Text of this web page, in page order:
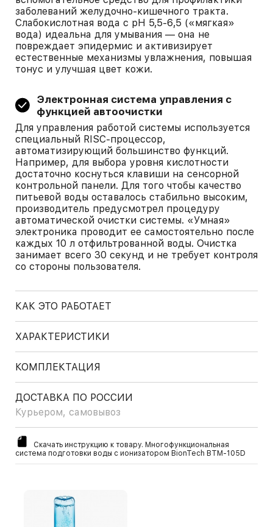
заболеваний желудочно-кишечного тракта.
Слабокислотная вода с pH 5,5-6,5 («мягкая»
вода) идеальна для умывания — она не
повреждает эпидермис и активизирует
естественные механизмы увлажнения, повышая
тонус и улучшая цвет кожи.
Электронная система управления с
функцией автоочистки
Для управления работой системы используется
специальный RISC-процессор,
автоматизирующий большинство функций.
Например, для выбора уровня кислотности
достаточно коснуться клавиши на сенсорной
контрольной панели. Для того чтобы качество
питьевой воды оставалось стабильно высоким,
производитель предусмотрел процедуру
автоматической очистки системы. «Умная»
электроника проводит ее самостоятельно после
каждых 10 л отфильтрованной воды. Очистка
занимает всего 30 секунд и не требует контроля
со стороны пользователя.
КАК ЭТО РАБОТАЕТ
ХАРАКТЕРИСТИКИ
КОМПЛЕКТАЦИЯ
ДОСТАВКА ПО РОССИИ
Курьером, самовывоз
Скачать инструкцию к товару. Многофункциональная
система подготовки воды с ионизатором BionTech BTM-105D